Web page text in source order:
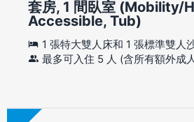
套房, 1 間臥室 (Mobility/
Accessible, Tub)
1 張特大雙人床和 1 張標準雙人
最多可入住 5 人 (含所有額外成